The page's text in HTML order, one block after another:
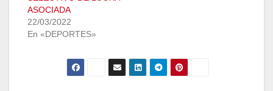
ASOCIADA
22/03/2022
En «DEPORTES»